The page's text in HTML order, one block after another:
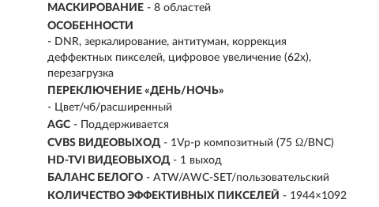
МАСКИРОВАНИЕ - 8 областей
ОСОБЕННОСТИ
- DNR, зеркалирование, антитуман, коррекция
деффектных пикселей, цифровое увеличение (62х),
перезагрузка
ПЕРЕКЛЮЧЕНИЕ «ДЕНЬ/НОЧЬ»
- Цвет/чб/расширенный
AGC - Поддерживается
CVBS ВИДЕОВЫХОД - 1Vp-p композитный (75 Ω/BNC)
HD-TVI ВИДЕОВЫХОД - 1 выход
БАЛАНС БЕЛОГО - ATW/AWC-SET/пользовательский
КОЛИЧЕСТВО ЭФФЕКТИВНЫХ ПИКСЕЛЕЙ - 1944×1092